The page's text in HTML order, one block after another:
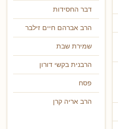
דבר החסידות
הרב אברהם חיים זילבר
שמירת שבת
הרבנית בקשי דורון
פסח
הרב אריה קרן